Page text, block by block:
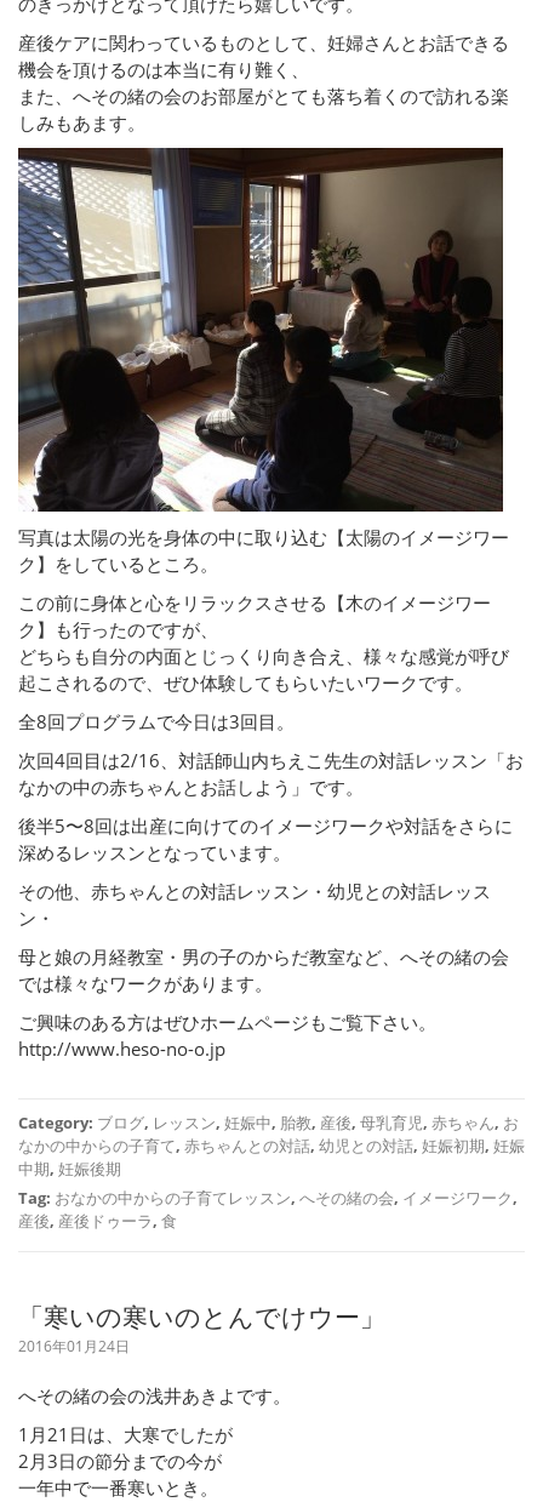
産後ケアに関わっているものとして、妊婦さんとお話できる
機会を頂けるのは本当に有り難く、
また、へその緒の会のお部屋がとても落ち着くので訪れる楽
しみもあます。
写真は太陽の光を身体の中に取り込む【太陽のイメージワー
ク】をしているところ。
この前に身体と心をリラックスさせる【木のイメージワー
ク】も行ったのですが、
どちらも自分の内面とじっくり向き合え、様々な感覚が呼び
起こされるので、ぜひ体験してもらいたいワークです。
全8回プログラムで今日は3回目。
次回4回目は2/16、対話師山内ちえこ先生の対話レッスン「お
なかの中の赤ちゃんとお話しよう」です。
後半5〜8回は出産に向けてのイメージワークや対話をさらに
深めるレッスンとなっています。
その他、赤ちゃんとの対話レッスン・幼児との対話レッス
ン・
母と娘の月経教室・男の子のからだ教室など、へその緒の会
では様々なワークがあります。
ご興味のある方はぜひホームページもご覧下さい。
http://www.heso-no-o.jp
Category: ブログ, レッスン, 妊娠中, 胎教, 産後, 母乳育児, 赤ちゃん, お
なかの中からの子育て, 赤ちゃんとの対話, 幼児との対話, 妊娠初期, 妊娠
中期, 妊娠後期
Tag: おなかの中からの子育てレッスン, へその緒の会, イメージワーク,
産後, 産後ドゥーラ, 食
「寒いの寒いのとんでけウー」
2016年01月24日
へその緒の会の浅井あきよです。
1月21日は、大寒でしたが
2月3日の節分までの今が
一年中で一番寒いとき。